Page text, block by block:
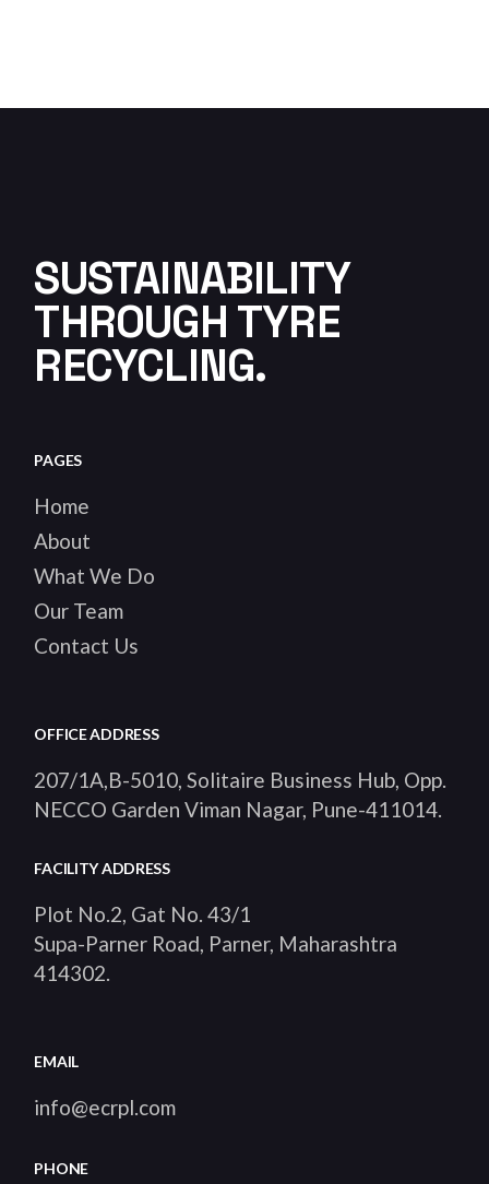
SUSTAINABILITY
THROUGH TYRE
RECYCLING.
PAGES
Home
About
What We Do
Our Team
Contact Us
OFFICE ADDRESS
207/1A,B-5010, Solitaire Business Hub, Opp.
NECCO Garden Viman Nagar, Pune-411014.
FACILITY ADDRESS
Plot No.2, Gat No. 43/1
Supa-Parner Road, Parner, Maharashtra
414302.
EMAIL
info@ecrpl.com
PHONE